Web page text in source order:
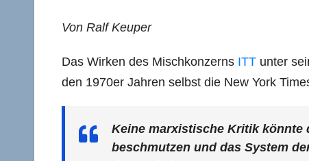
Von Ralf Keuper
Das Wirken des Mischkonzerns ITT unter
den 1970er Jahren selbst die New York
Keine marxistische Kritik könnte
beschmutzen und das System